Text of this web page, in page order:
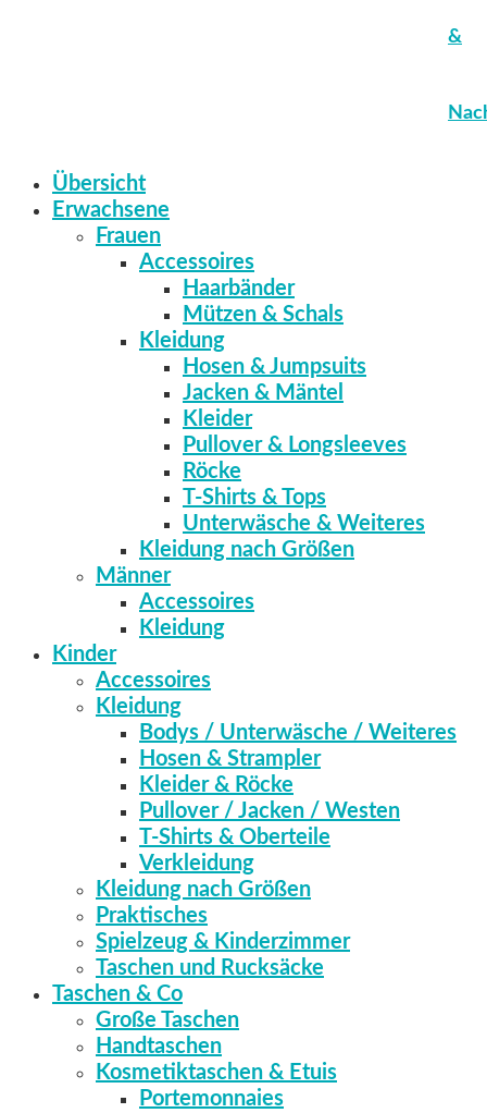
&
Übersicht
Erwachsene
Frauen
Accessoires
Haarbänder
Mützen & Schals
Kleidung
Hosen & Jumpsuits
Jacken & Mäntel
Kleider
Pullover & Longsleeves
Röcke
T-Shirts & Tops
Unterwäsche & Weiteres
Kleidung nach Größen
Männer
Accessoires
Kleidung
Kinder
Accessoires
Kleidung
Bodys / Unterwäsche / Weiteres
Hosen & Strampler
Kleider & Röcke
Pullover / Jacken / Westen
T-Shirts & Oberteile
Verkleidung
Kleidung nach Größen
Praktisches
Spielzeug & Kinderzimmer
Taschen und Rucksäcke
Taschen & Co
Große Taschen
Handtaschen
Kosmetiktaschen & Etuis
Portemonnaies